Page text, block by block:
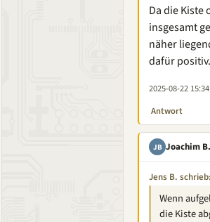
Da die
insgesamt
näher
dafür
2025-08-22 15:34
Antwort
JB Joachim B.
Jens B. schrieb:
Wenn
die Kiste